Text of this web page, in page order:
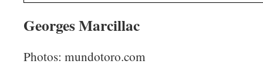
Georges Marcillac
Photos: mundotoro.com